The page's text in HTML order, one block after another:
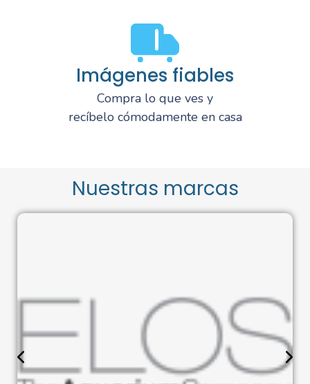
Imágenes fiables
Compra lo que ves y
recíbelo cómodamente en casa
Nuestras marcas